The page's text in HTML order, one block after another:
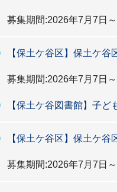
募集期間:2026年7月7日
【保土ケ谷区】保土ケ
募集期間:2026年7月7日
【保土ケ谷図書館】子ど
【保土ケ谷区】保土ケ
募集期間:2026年7月7日